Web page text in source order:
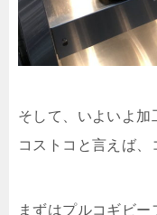
そして、いよいよ加
コストコと言えば、
まずはプルコギビ